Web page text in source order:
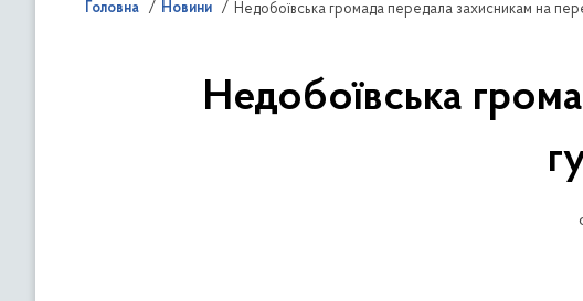
Головна Новини Недобоївська громада передала захисникам на
Недобоївська